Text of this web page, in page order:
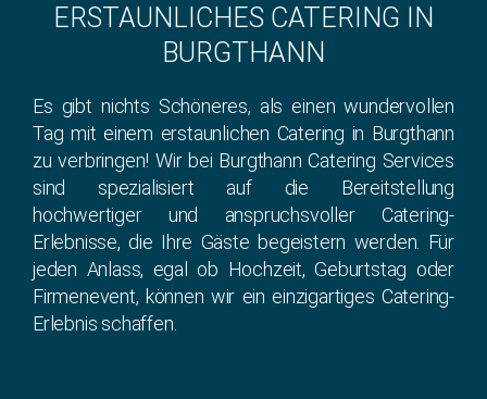
ERSTAUNLICHES CATERING IN
BURGTHANN
Es gibt nichts Schöneres, als einen wundervollen
Tag mit einem erstaunlichen Catering in Burgthann
zu verbringen! Wir bei Burgthann Catering Services
sind spezialisiert auf die Bereitstellung
hochwertiger und anspruchsvoller Catering-
Erlebnisse, die Ihre Gäste begeistern werden. Für
jeden Anlass, egal ob Hochzeit, Geburtstag oder
Firmenevent, können wir ein einzigartiges Catering-
Erlebnis schaffen.